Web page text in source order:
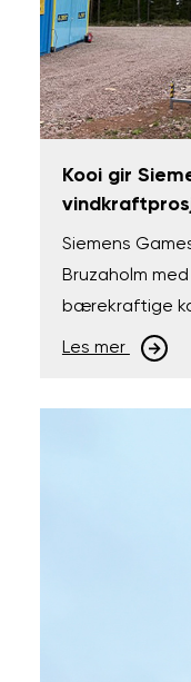
Kooi gir
Siemens
Bruzaholm
bærekraftige
Les mer